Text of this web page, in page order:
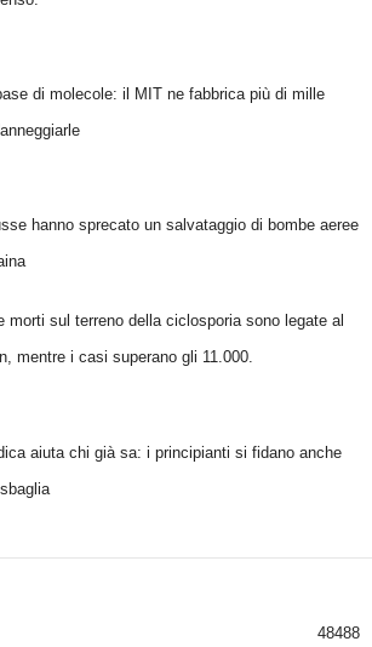
di molecole: il MIT ne fabbrica più di mille
hanno sprecato un salvataggio di bombe aeree
morti sul terreno della ciclosporia sono legate al
mentre i casi superano gli 11.000.
aiuta chi già sa: i principianti si fidano anche
48488